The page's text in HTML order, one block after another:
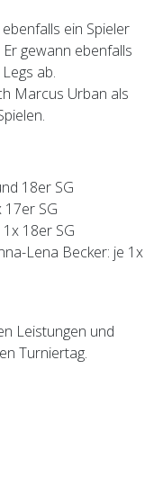
ein Spieler
gewann ebenfalls
ab.
Marcus Urban als
18er SG
17er SG
18er SG
Lena Becker: je 1x
Leistungen und
Turniertag.